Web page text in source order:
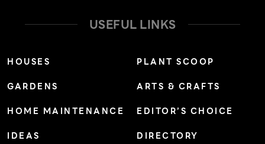
สดกับแหนมเนือง ซอยใส่ข้าวยำ ลาบ ก้อยหรือปรุงใส่ต้มยำ จะ
USEFUL LINKS
HOUSES
GARDENS
HOME MAINTENANCE
IDEAS
PLANT SCOOP
ARTS & CRAFTS
EDITOR’S CHOICE
DIRECTORY